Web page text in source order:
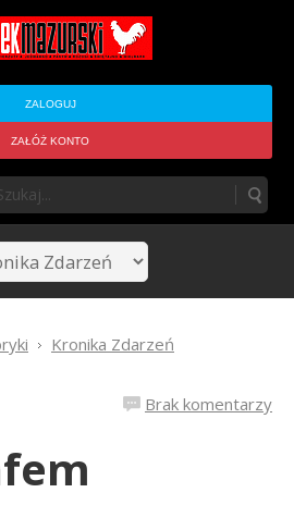
ZALOGUJ
ZAŁÓŻ KONTO
Kronika Zdarzeń
Brak komentarzy